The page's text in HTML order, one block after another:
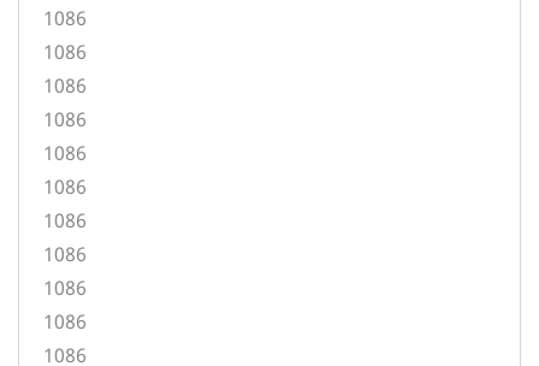
1086
1086
1086
1086
1086
1086
1086
1086
1086
1086
1086